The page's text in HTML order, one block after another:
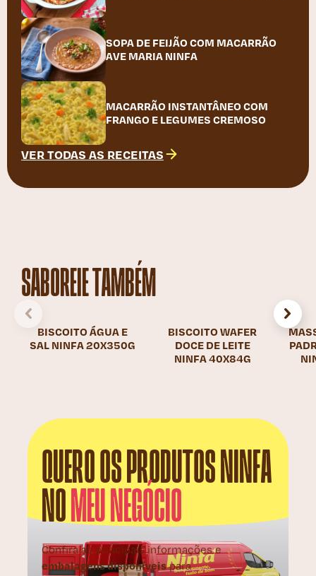
SOPA DE FEIJÃO COM MACARRÃO
AVE MARIA NINFA
MACARRÃO INSTANTÂNEO COM
FRANGO E LEGUMES CREMOSO
VER TODAS AS RECEITAS
SABOREIE TAMBÉM
BISCOITO ÁGUA E
SAL NINFA 20X350G
BISCOITO WAFER
DOCE DE LEITE
NINFA 40X84G
QUERO OS PRODUTOS NINFA
NOMEU NEGÓCIO
Confira as principais informações e
embalagens disponíveispara